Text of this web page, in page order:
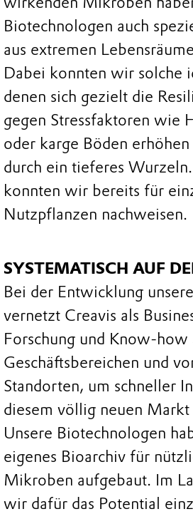
Biotechnologen auch
aus extremen
Dabei konnten wir solche
denen sich gezielt die
gegen Stressfaktoren wie
oder karge Böden erhöhen
durch ein tieferes
konnten wir bereits für
Nutzpflanzen nachweisen.
SYSTEMATISCH AUF
Bei der Entwicklung
vernetzt Creavis als
Forschung und Know-how
Geschäftsbereichen und
Standorten, um schneller
diesem völlig neuen
Unsere Biotechnologen
eigenes Bioarchiv für
Mikroben aufgebaut. Im
wir dafür das Potential